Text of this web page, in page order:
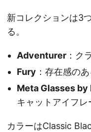
新コレクションは3
る。
Adventurer ：ク
Fury ：存在感の
Meta Glasses by
キャットアイフレ
カラーはClassic